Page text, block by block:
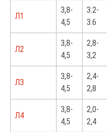
Л1
3,8-
4,5
3.2-
3.6
Л2
3,8-
4,5
2,8-
3,2
Л3
3,8-
4,5
2,4-
2,8
Л4
3,8-
4,5
2,0-
2,4